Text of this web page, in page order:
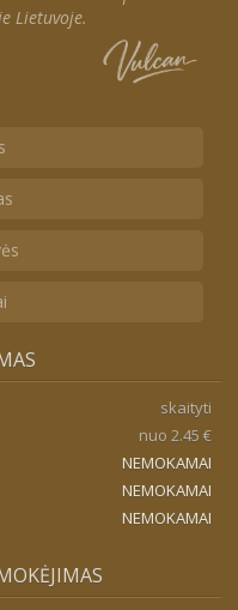
Lietuvoje.
skaityti
nuo 2.45 €
NEMOKAMAI
NEMOKAMAI
NEMOKAMAI